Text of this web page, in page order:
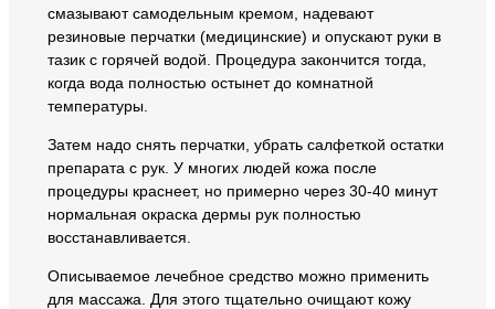
смазывают самодельным кремом, надевают
резиновые перчатки (медицинские) и опускают руки в
тазик с горячей водой. Процедура закончится тогда,
когда вода полностью остынет до комнатной
температуры.
Затем надо снять перчатки, убрать салфеткой остатки
препарата с рук. У многих людей кожа после
процедуры краснеет, но примерно через 30-40 минут
нормальная окраска дермы рук полностью
восстанавливается.
Описываемое лечебное средство можно применить
для массажа. Для этого тщательно очищают кожу